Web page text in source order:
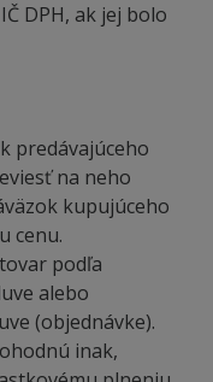
DPH, ak jej bolo
predávajúceho
na neho
kupujúceho
cenu.
podľa
alebo
(objednávke).
inak,